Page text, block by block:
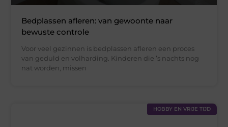
Bedplassen afleren: van gewoonte naar
bewuste controle
Voor veel gezinnen is bedplassen afleren een proces
van geduld en volharding. Kinderen die ’s nachts nog
nat worden, missen
HOBBY EN VRIJE TIJD